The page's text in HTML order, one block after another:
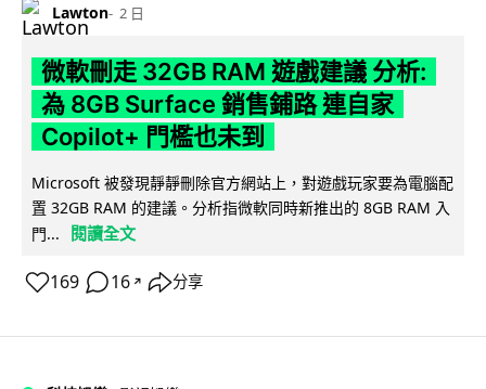
Lawton 2 日
微軟刪走 32GB RAM 遊戲建議 分析:
為 8GB Surface 銷售鋪路 連自家
Copilot+ 門檻也未到
Microsoft 被發現靜靜刪除官方網站上，對遊戲玩家要為電腦配
置 32GB RAM 的建議。分析指微軟同時新推出的 8GB RAM 入
門...
閱讀全文
169 16 ↗ 分享